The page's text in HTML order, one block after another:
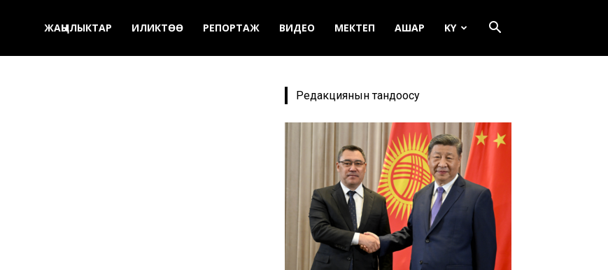
ЖАҢЫЛЫКТАР ИЛИКТӨӨ РЕПОРТАЖ ВИДЕО МЕКТЕП АШАР KY
Редакциянын тандоосу